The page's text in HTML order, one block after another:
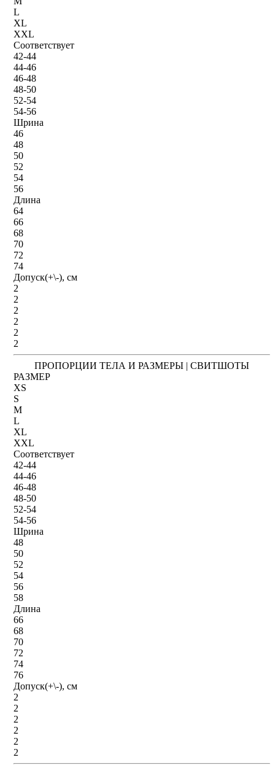
L
XL
XXL
Соответствует
42-44
44-46
46-48
48-50
52-54
54-56
Шрина
46
48
50
52
54
56
Длина
64
66
68
70
72
74
Допуск(+\-), см
2
2
2
2
2
2
ПРОПОРЦИИ ТЕЛА И РАЗМЕРЫ | СВИТШОТЫ
РАЗМЕР
XS
S
M
L
XL
XXL
Соответствует
42-44
44-46
46-48
48-50
52-54
54-56
Шрина
48
50
52
54
56
58
Длина
66
68
70
72
74
76
Допуск(+\-), см
2
2
2
2
2
2